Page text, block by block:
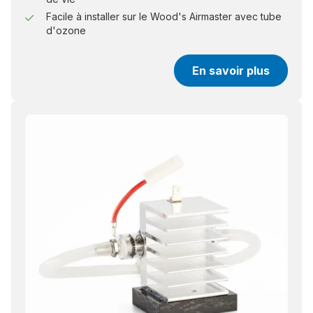
Facile à installer sur le Wood's Airmaster avec tube
d'ozone
En savoir plus